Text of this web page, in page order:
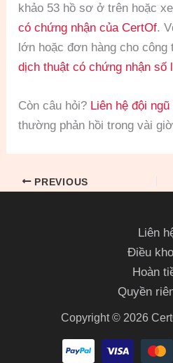
khảo 53 hồ sơ ở trên hoặc
có chứng nhận của CertOf.
lớn hoặc đơn hàng cho công
dịch thuật có chứng nhận số
Còn câu hỏi? Liên hệ đội
thường phản hồi trong vài
PREVIOUS
Liên
Điều
Hoàn
Quyền
Copyright © 2026